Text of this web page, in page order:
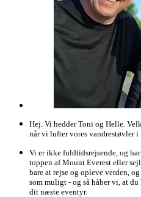
Hej. Vi hedder Toni og Helle.
når vi lufter vores vandrestøvler i
Vi er ikke fuldtidsrejsende, og
toppen af Mount Everest eller
bare at rejse og opleve verden,
som muligt - og så håber vi, at
dit næste eventyr.